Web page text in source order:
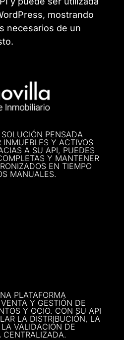
mostrando
necesarios de un
PENSADA
INMUEBLES Y ACTIVOS
A SU API, PUEDES
Y MANTENER
EN TIEMPO
MANUALES.
PLATAFORMA
Y GESTIÓN DE
Y OCIO. CON SU API
LA DISTRIBUCIÓN, LA
VALIDACIÓN DE
CENTRALIZADA.